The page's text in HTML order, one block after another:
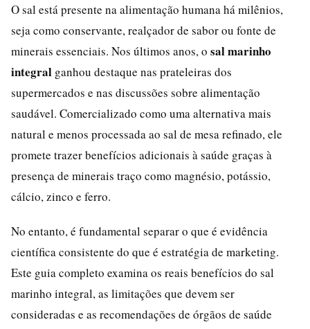
O sal está presente na alimentação humana há milênios,
seja como conservante, realçador de sabor ou fonte de
minerais essenciais. Nos últimos anos, o sal marinho
integral ganhou destaque nas prateleiras dos
supermercados e nas discussões sobre alimentação
saudável. Comercializado como uma alternativa mais
natural e menos processada ao sal de mesa refinado, ele
promete trazer benefícios adicionais à saúde graças à
presença de minerais traço como magnésio, potássio,
cálcio, zinco e ferro.
No entanto, é fundamental separar o que é evidência
científica consistente do que é estratégia de marketing.
Este guia completo examina os reais benefícios do sal
marinho integral, as limitações que devem ser
consideradas e as recomendações de órgãos de saúde